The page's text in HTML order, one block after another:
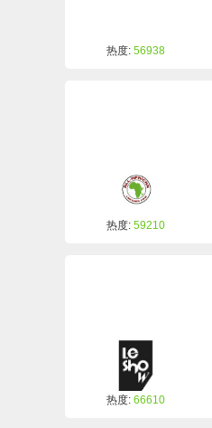
热度: 56938
热度: 59210
热度: 66610